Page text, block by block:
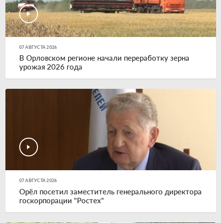
07 АВГУСТА 2026
В Орловском регионе начали переработку зерна
урожая 2026 года
07 АВГУСТА 2026
Орёл посетил заместитель генерального директора
госкорпорации "Ростех"